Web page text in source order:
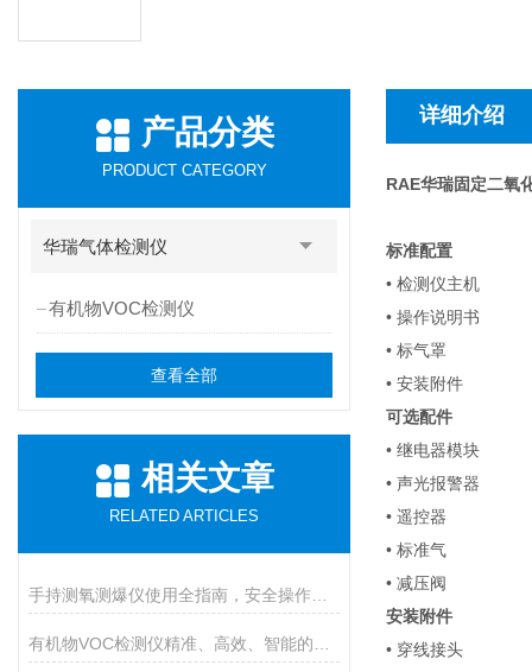
产品分类
PRODUCT CATEGORY
华瑞气体检测仪
有机物VOC检测仪
查看全部
相关文章
RELATED ARTICLES
详细介绍
RAE华瑞固定二氧
标准配置
• 检测仪主机
• 操作说明书
• 标气罩
• 安装附件
可选配件
• 继电器模块
• 声光报警器
• 遥控器
• 标准气
• 减压阀
安装附件
• 穿线接头